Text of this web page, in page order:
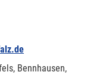
Bennhausen,